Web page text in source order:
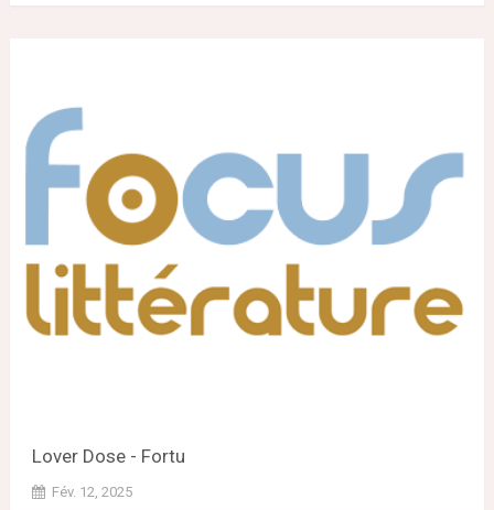
Lover Dose - Fortu
Fév. 12, 2025